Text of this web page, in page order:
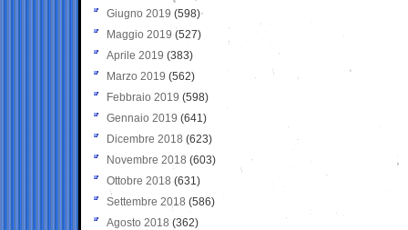
Giugno 2019 (598)
Maggio 2019 (527)
Aprile 2019 (383)
Marzo 2019 (562)
Febbraio 2019 (598)
Gennaio 2019 (641)
Dicembre 2018 (623)
Novembre 2018 (603)
Ottobre 2018 (631)
Settembre 2018 (586)
Agosto 2018 (362)